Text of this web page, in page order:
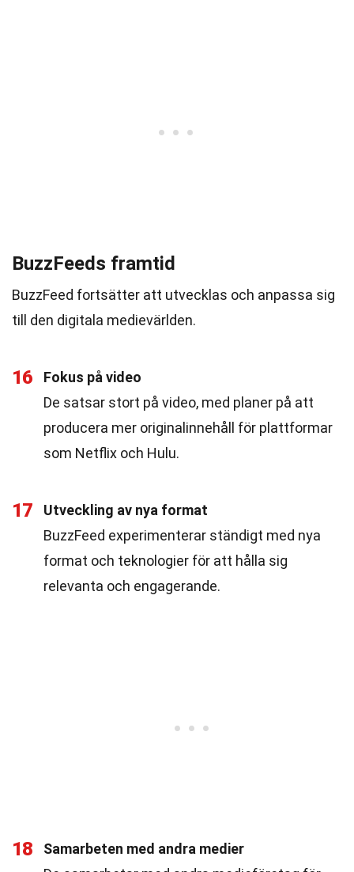
BuzzFeeds framtid
BuzzFeed fortsätter att utvecklas och anpassa sig
till den digitala medievärlden.
16
Fokus på video
De satsar stort på video, med planer på att
producera mer originalinnehåll för plattformar
som Netflix och Hulu.
17
Utveckling av nya format
BuzzFeed experimenterar ständigt med nya
format och teknologier för att hålla sig
relevanta och engagerande.
18
Samarbeten med andra medier